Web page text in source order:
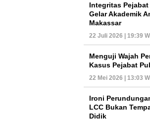
Integritas
Gelar Akademik
Makassar
22 Juli 2026 | 19:39
Menguji Wajah
Kasus Pejabat
22 Mei 2026 | 13:03
Ironi
LCC Bukan
Didik